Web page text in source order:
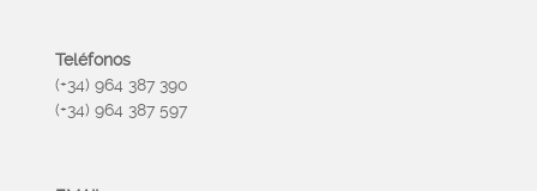
Teléfonos
(+34) 964 387 390
(+34) 964 387 597